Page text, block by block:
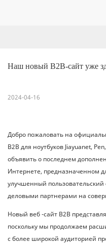
Наш новый B2B-сайт уже
2024-04-16
Добро пожаловать на
B2B для ноутбуков Jiayuanet,
объявить о последнем
Интернете, предназначенном
улучшенный
деловыми партнерами на
Новый веб -сайт B2B
поскольку мы продолжаем
с более широкой аудиторией